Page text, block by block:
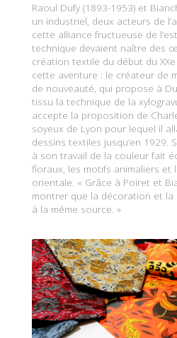
Raoul Dufy (1893-1953) et
un industriel, deux acteurs de
cette alliance fructueuse de
technique devaient naître des
création textile du début du
cette aventure : le créateur de
de nouveauté, qui propose à
tissu la technique de la
accepte la proposition de
soyeux de Lyon pour lequel il
dessins textiles jusqu’en 1929.
à son travail de la couleur fait
floraux, les motifs animaliers et
orientale. « Grâce à Poiret et
montrer que la décoration et
à la même source. »